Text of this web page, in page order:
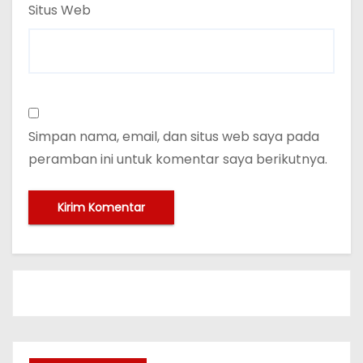
Situs Web
Simpan nama, email, dan situs web saya pada
peramban ini untuk komentar saya berikutnya.